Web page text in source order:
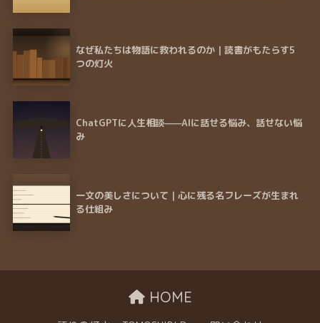
なぜ私たちは物語に救われるのか｜読書がもたらす5
つの灯火
ChatGPTに人生相談——AIに話せる悩み、話せない悩
み
一文の美しさについて｜心に残る名フレーズが生まれ
る仕組み
HOME